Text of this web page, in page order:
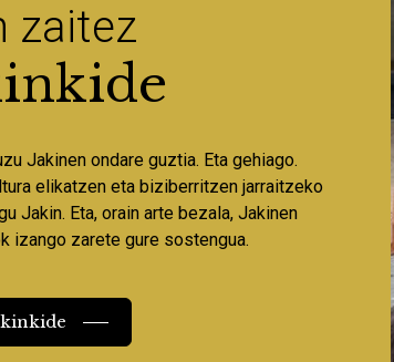
zaitez
Jakinen ondare guztia. Eta gehiago.
elikatzen eta biziberritzen jarraitzeko
Jakin. Eta, orain arte bezala, Jakinen
izango zarete gure sostengua.